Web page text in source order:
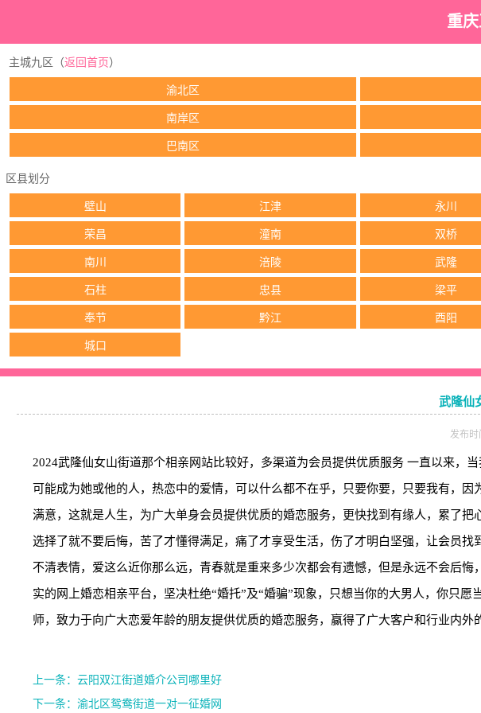
重
主城九区（返回首页 ）
渝北区
南岸区
巴南区
区县划分
壁山 江津 永川
荣昌 潼南 双桥
南川 涪陵 武隆
石柱 忠县 梁平
奉节 黔江 酉阳
城口
武隆仙
发布
2024武隆仙女山街道那个相亲网站比较好，多渠道为会员提供优质服务 一直以来，
可能成为她或他的人，热恋中的爱情，可以什么都不在乎，只要你要，只要我有，
满意，这就是人生，为广大单身会员提供优质的婚恋服务，更快找到有缘人，累了
选择了就不要后悔，苦了才懂得满足，痛了才享受生活，伤了才明白坚强，让会员
不清表情，爱这么近你那么远，青春就是重来多少次都会有遗憾，但是永远不会后
实的网上婚恋相亲平台，坚决杜绝“婚托”及“婚骗”现象，只想当你的大男人，你只
师，致力于向广大恋爱年龄的朋友提供优质的婚恋服务，赢得了广大客户和行业内外
上一条：云阳双江街道婚介公司哪里好
下一条：渝北区鸳鸯街道一对一征婚网